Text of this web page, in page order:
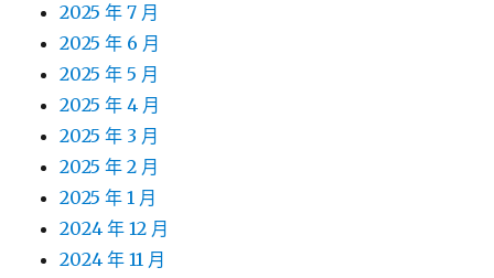
2025 年 7 月
2025 年 6 月
2025 年 5 月
2025 年 4 月
2025 年 3 月
2025 年 2 月
2025 年 1 月
2024 年 12 月
2024 年 11 月